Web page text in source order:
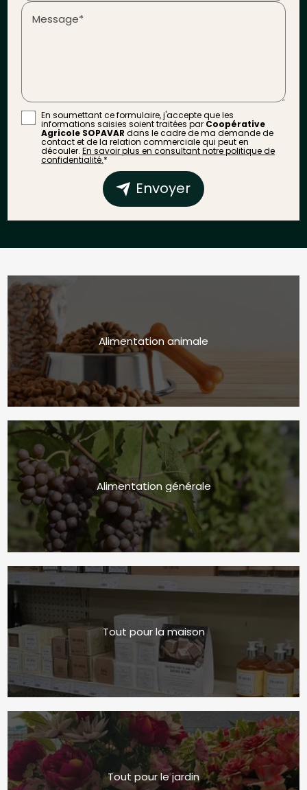
Message*
En soumettant ce formulaire, j'accepte que les
informations saisies soient traitées par Coopérative
Agricole SOPAVAR dans le cadre de ma demande de
contact et de la relation commerciale qui peut en
découler.En savoir plus en consultant notre politique de
confidentialité.*
Envoyer
Alimentation animale
Alimentation générale
Tout pour la maison
Tout pour le jardin